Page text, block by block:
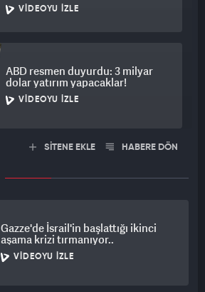
VIDEOYU İZLE
ABD resmen duyurdu: 3 milyar
dolar yatırım yapacaklar!
VIDEOYU İZLE
SİTENE EKLE HABERE DÖN
Gazze'de İsrail'in başlattığı ikinci
aşama krizi tırmanıyor..
VIDEOYU İZLE